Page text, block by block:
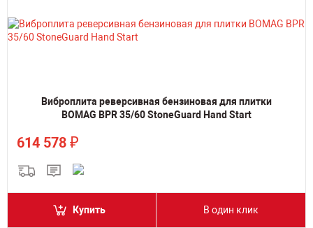
Виброплита реверсивная бензиновая для плитки
BOMAG BPR 35/60 StoneGuard Hand Start
614 578 ₽
Купить В один клик